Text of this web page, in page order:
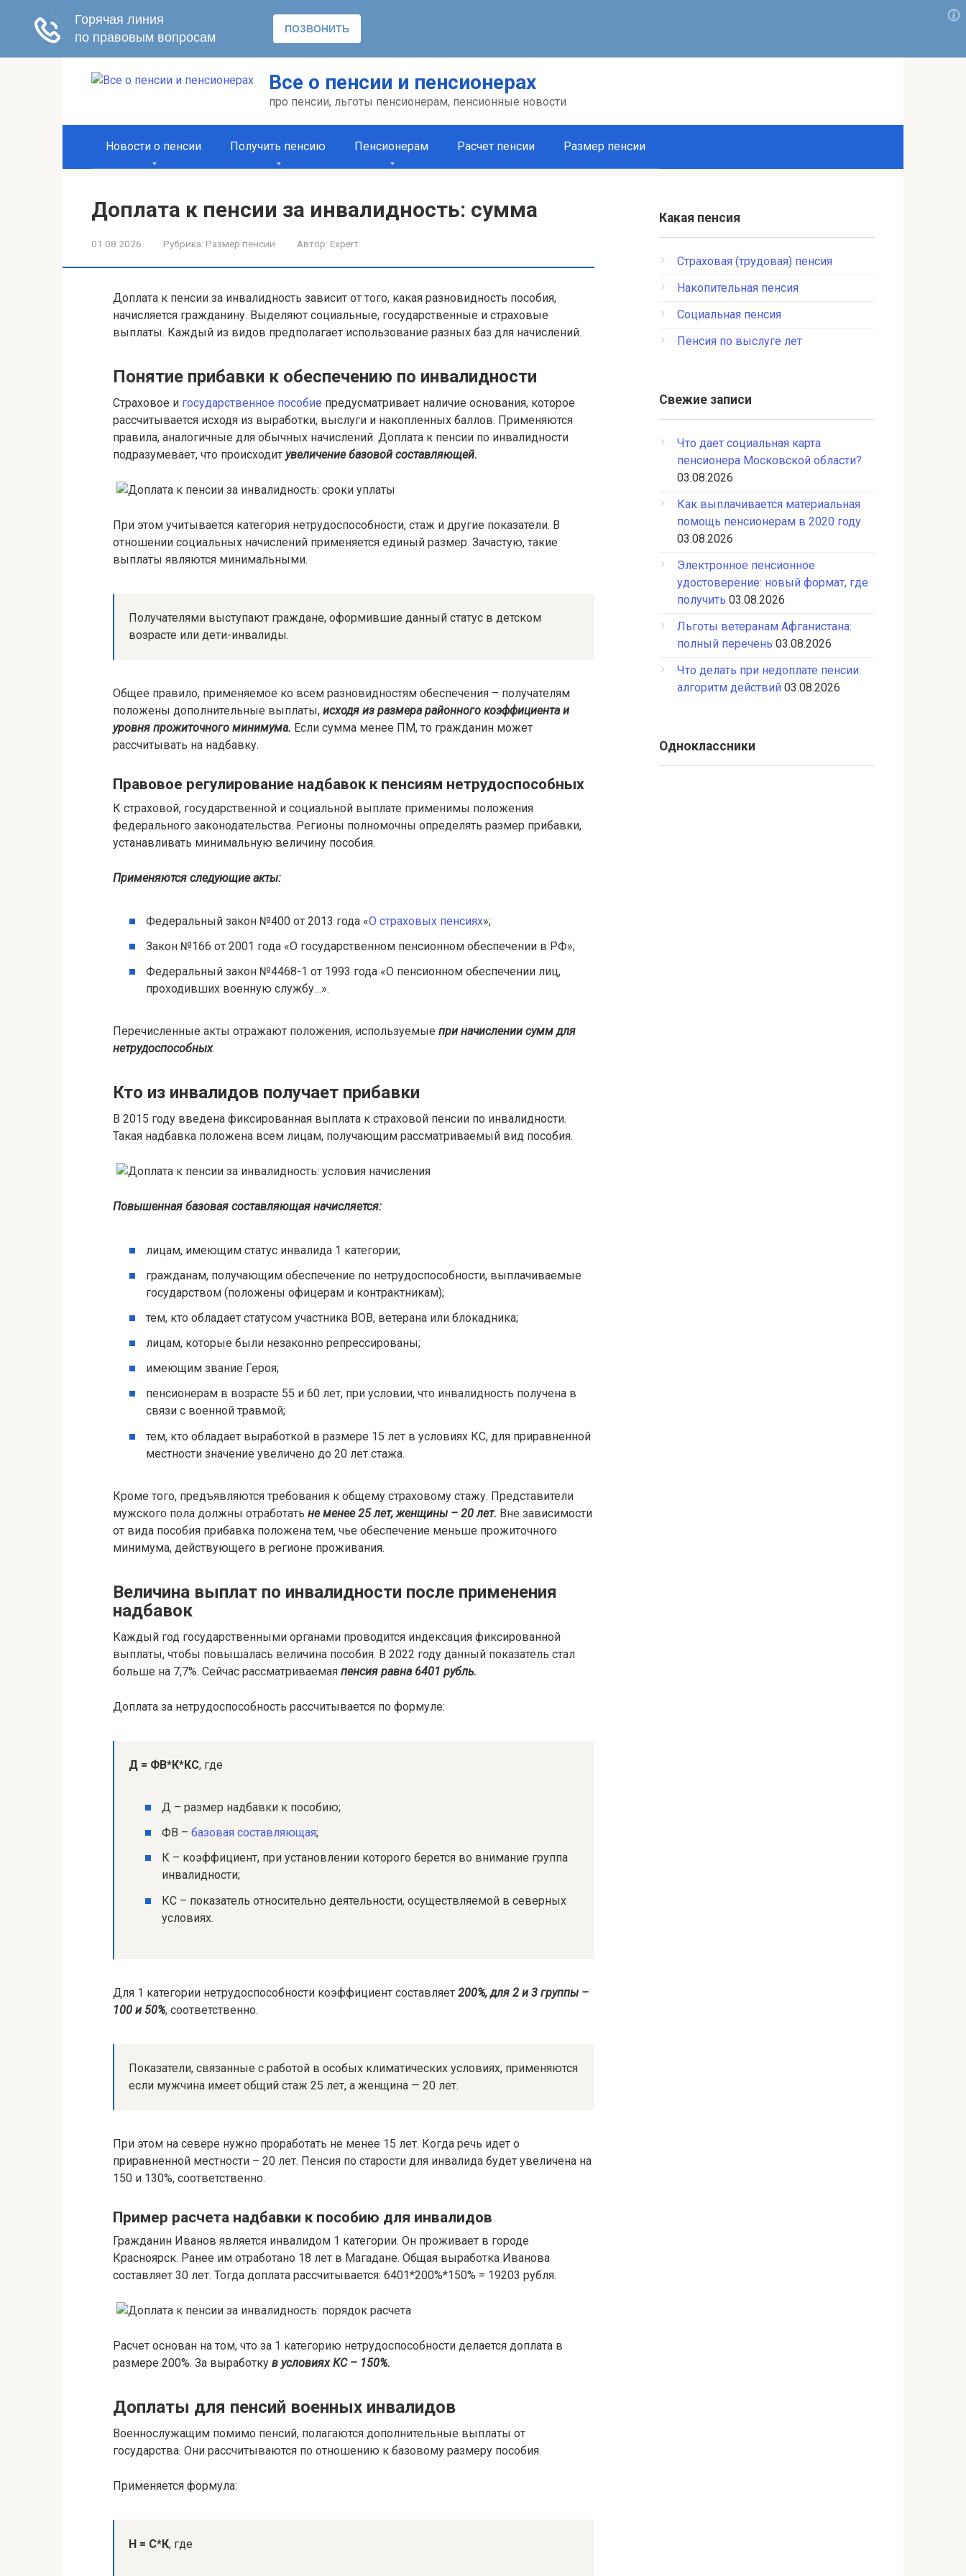
Все о пенсии и пенсионерах
про пенсии, льготы пенсионерам, пенсионные новости
Новости о пенсии Получить пенсию Пенсионерам Расчет пенсии Размер пенсии
Доплата к пенсии за инвалидность: сумма
01.08.2026 Рубрика: Размер пенсии Автор: Expert
Доплата к пенсии за инвалидность зависит от того, какая разновидность пособия,
начисляется гражданину. Выделяют социальные, государственные и страховые
выплаты. Каждый из видов предполагает использование разных баз для начислений.
Понятие прибавки к обеспечению по инвалидности
Страховое и государственное пособие предусматривает наличие основания, которое
рассчитывается исходя из выработки, выслуги и накопленных баллов. Применяются
правила, аналогичные для обычных начислений. Доплата к пенсии по инвалидности
подразумевает, что происходит увеличение базовой составляющей.
При этом учитывается категория нетрудоспособности, стаж и другие показатели. В
отношении социальных начислений применяется единый размер. Зачастую, такие
выплаты являются минимальными.
Получателями выступают граждане, оформившие данный статус в детском
возрасте или дети-инвалиды.
Общее правило, применяемое ко всем разновидностям обеспечения – получателям
положены дополнительные выплаты, исходя из размера районного коэффициента и
уровня прожиточного минимума. Если сумма менее ПМ, то гражданин может
рассчитывать на надбавку.
Правовое регулирование надбавок к пенсиям нетрудоспособных
К страховой, государственной и социальной выплате применимы положения
федерального законодательства. Регионы полномочны определять размер прибавки,
устанавливать минимальную величину пособия.
Применяются следующие акты:
Федеральный закон №400 от 2013 года «О страховых пенсиях»;
Закон №166 от 2001 года «О государственном пенсионном обеспечении в РФ»;
Федеральный закон №4468-1 от 1993 года «О пенсионном обеспечении лиц,
проходивших военную службу…».
Перечисленные акты отражают положения, используемые при начислении сумм для
нетрудоспособных.
Кто из инвалидов получает прибавки
В 2015 году введена фиксированная выплата к страховой пенсии по инвалидности.
Такая надбавка положена всем лицам, получающим рассматриваемый вид пособия.
Повышенная базовая составляющая начисляется:
лицам, имеющим статус инвалида 1 категории;
гражданам, получающим обеспечение по нетрудоспособности, выплачиваемые
государством (положены офицерам и контрактникам);
тем, кто обладает статусом участника ВОВ, ветерана или блокадника;
лицам, которые были незаконно репрессированы;
имеющим звание Героя;
пенсионерам в возрасте 55 и 60 лет, при условии, что инвалидность получена в
связи с военной травмой;
тем, кто обладает выработкой в размере 15 лет в условиях КС, для приравненной
местности значение увеличено до 20 лет стажа.
Кроме того, предъявляются требования к общему страховому стажу. Представители
мужского пола должны отработать не менее 25 лет, женщины – 20 лет. Вне зависимости
от вида пособия прибавка положена тем, чье обеспечение меньше прожиточного
минимума, действующего в регионе проживания.
Величина выплат по инвалидности после применения
надбавок
Каждый год государственными органами проводится индексация фиксированной
выплаты, чтобы повышалась величина пособия. В 2022 году данный показатель стал
больше на 7,7%. Сейчас рассматриваемая пенсия равна 6401 рубль.
Доплата за нетрудоспособность рассчитывается по формуле:
Д = ФВ*К*КС, где
Д – размер надбавки к пособию;
ФВ – базовая составляющая;
К – коэффициент, при установлении которого берется во внимание группа
инвалидности;
КС – показатель относительно деятельности, осуществляемой в северных
условиях.
Для 1 категории нетрудоспособности коэффициент составляет 200%, для 2 и 3 группы –
100 и 50%, соответственно.
Показатели, связанные с работой в особых климатических условиях, применяются
если мужчина имеет общий стаж 25 лет, а женщина — 20 лет.
При этом на севере нужно проработать не менее 15 лет. Когда речь идет о
приравненной местности – 20 лет. Пенсия по старости для инвалида будет увеличена на
150 и 130%, соответственно.
Пример расчета надбавки к пособию для инвалидов
Гражданин Иванов является инвалидом 1 категории. Он проживает в городе
Красноярск. Ранее им отработано 18 лет в Магадане. Общая выработка Иванова
составляет 30 лет. Тогда доплата рассчитывается: 6401*200%*150% = 19203 рубля.
Расчет основан на том, что за 1 категорию нетрудоспособности делается доплата в
размере 200%. За выработку в условиях КС – 150%.
Доплаты для пенсий военных инвалидов
Военнослужащим помимо пенсий, полагаются дополнительные выплаты от
государства. Они рассчитываются по отношению к базовому размеру пособия.
Применяется формула:
Н = С*К, где
Какая пенсия
Страховая (трудовая) пенсия
Накопительная пенсия
Социальная пенсия
Пенсия по выслуге лет
Свежие записи
Что дает социальная карта
пенсионера Московской области?
03.08.2026
Как выплачивается материальная
помощь пенсионерам в 2020 году
03.08.2026
Электронное пенсионное
удостоверение: новый формат, где
получить 03.08.2026
Льготы ветеранам Афганистана:
полный перечень 03.08.2026
Что делать при недоплате пенсии:
алгоритм действий 03.08.2026
Одноклассники